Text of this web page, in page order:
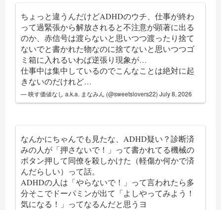
ちょっと違うんだけどADHDのウチ、仕事が終わ
って過緊張から解放されると不注意が顕著に出る
のか、赤信号は渡らないと思いつつ渡ったり捨て
ないでと書かれた物なのに捨てないと思いつつゴ
ミ箱に入れるいわば逆張り現象が…
仕事中は集中しているのでこんなことは絶対に起
きないのだけれど…
— 映す価値なし a.k.a. まなみん (@sweetslovers22)July 8, 2026
なんかにちゃんでも見たな、ADHD疑い？診断済
みの人が「押さないで！」って書かれてる機械の
ボタン押して同僚を殺しかけた（軽傷か何かで済
んだらしい）って話。
ADHDの人は「やらないで！」って言われたら多
分そこでドーパミンが出て「よしやってみよう！
気になる！」ってなるんだと思うヨ